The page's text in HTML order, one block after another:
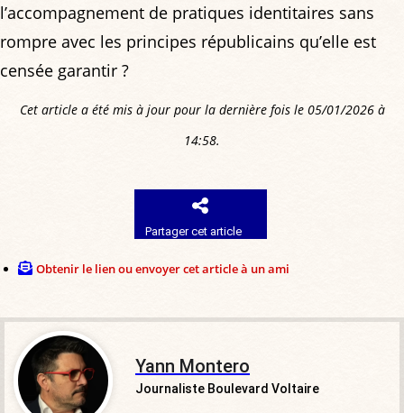
l’accompagnement de pratiques identitaires sans
rompre avec les principes républicains qu’elle est
censée garantir ?
Cet article a été mis à jour pour la dernière fois le 05/01/2026 à
14:58.
Partager cet article
Obtenir le lien ou envoyer cet article à un ami
Yann Montero
Journaliste Boulevard Voltaire